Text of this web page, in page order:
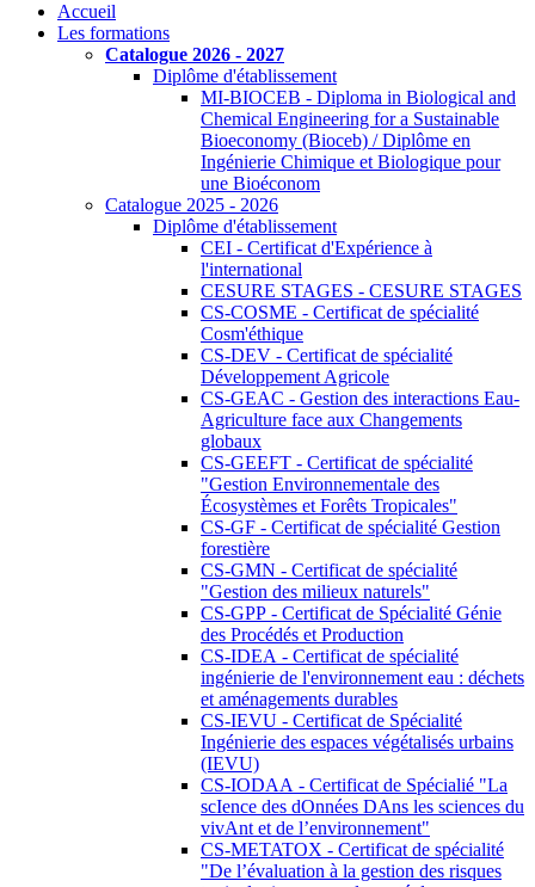
Accueil
Les formations
Catalogue 2026 - 2027
Diplôme d'établissement
MI-BIOCEB - Diploma in Biological and
Chemical Engineering for a Sustainable
Bioeconomy (Bioceb) / Diplôme en
Ingénierie Chimique et Biologique pour
une Bioéconom
Catalogue 2025 - 2026
Diplôme d'établissement
CEI - Certificat d'Expérience à
l'international
CESURE STAGES - CESURE STAGES
CS-COSME - Certificat de spécialité
Cosm'éthique
CS-DEV - Certificat de spécialité
Développement Agricole
CS-GEAC - Gestion des interactions Eau-
Agriculture face aux Changements
globaux
CS-GEEFT - Certificat de spécialité
"Gestion Environnementale des
Écosystèmes et Forêts Tropicales"
CS-GF - Certificat de spécialité Gestion
forestière
CS-GMN - Certificat de spécialité
"Gestion des milieux naturels"
CS-GPP - Certificat de Spécialité Génie
des Procédés et Production
CS-IDEA - Certificat de spécialité
ingénierie de l'environnement eau : déchets
et aménagements durables
CS-IEVU - Certificat de Spécialité
Ingénierie des espaces végétalisés urbains
(IEVU)
CS-IODAA - Certificat de Spécialié "La
scIence des dOnnées DAns les sciences du
vivAnt et de l’environnement"
CS-METATOX - Certificat de spécialité
"De l’évaluation à la gestion des risques